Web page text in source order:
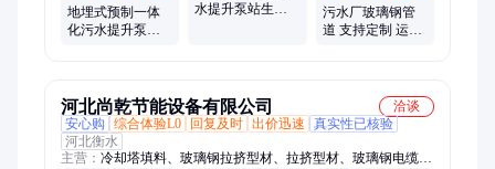
地埋式预制一体
化污水提升泵站
水提升泵站生产
污水厂玻璃钢管
道 支持定制 运输
河北尚乾节能设备有限公司
洽谈
安心购
综合体验L0 回复及时 出价迅速
真实性已核验
河北衡水
主营： 冷却塔填料、玻璃钢拉挤型材、拉挤型材、玻璃钢电缆桥